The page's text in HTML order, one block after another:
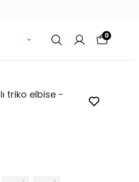
0
triko elbise -